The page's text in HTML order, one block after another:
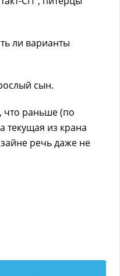
ли варианты
сын.
что раньше (по
текущая из крана
речь даже не